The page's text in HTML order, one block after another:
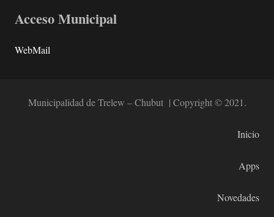
Acceso Municipal
WebMail
Municipalidad de Trelew – Chubut | Copyright © 2021.
Inicio
Apps
Novedades